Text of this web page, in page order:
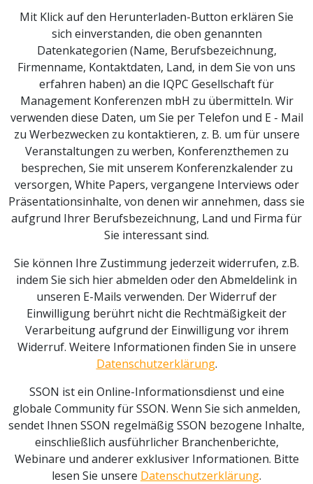
Mit Klick auf den Herunterladen-Button erklären Sie
sich einverstanden, die oben genannten
Datenkategorien (Name, Berufsbezeichnung,
Firmenname, Kontaktdaten, Land, in dem Sie von uns
erfahren haben) an die IQPC Gesellschaft für
Management Konferenzen mbH zu übermitteln. Wir
verwenden diese Daten, um Sie per Telefon und E - Mail
zu Werbezwecken zu kontaktieren, z. B. um für unsere
Veranstaltungen zu werben, Konferenzthemen zu
besprechen, Sie mit unserem Konferenzkalender zu
versorgen, White Papers, vergangene Interviews oder
Präsentationsinhalte, von denen wir annehmen, dass sie
aufgrund Ihrer Berufsbezeichnung, Land und Firma für
Sie interessant sind.
Sie können Ihre Zustimmung jederzeit widerrufen, z.B.
indem Sie sich hier abmelden oder den Abmeldelink in
unseren E-Mails verwenden. Der Widerruf der
Einwilligung berührt nicht die Rechtmäßigkeit der
Verarbeitung aufgrund der Einwilligung vor ihrem
Widerruf. Weitere Informationen finden Sie in unsere
Datenschutzerklärung.
SSON ist ein Online-Informationsdienst und eine
globale Community für SSON. Wenn Sie sich anmelden,
sendet Ihnen SSON regelmäßig SSON bezogene Inhalte,
einschließlich ausführlicher Branchenberichte,
Webinare und anderer exklusiver Informationen. Bitte
lesen Sie unsere Datenschutzerklärung.